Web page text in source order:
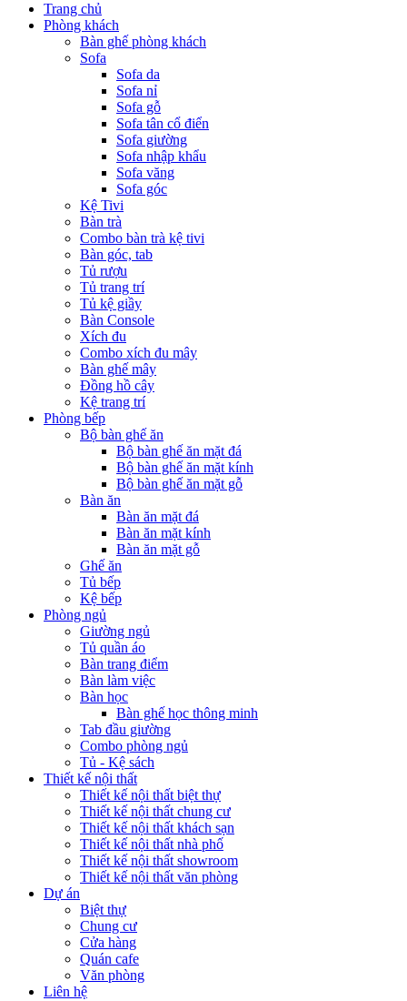
Trang chủ
Phòng khách
Bàn ghế phòng khách
Sofa
Sofa da
Sofa nỉ
Sofa gỗ
Sofa tân cổ điển
Sofa giường
Sofa nhập khẩu
Sofa văng
Sofa góc
Kệ Tivi
Bàn trà
Combo bàn trà kệ tivi
Bàn góc, tab
Tủ rượu
Tủ trang trí
Tủ kệ giầy
Bàn Console
Xích đu
Combo xích đu mây
Bàn ghế mây
Đồng hồ cây
Kệ trang trí
Phòng bếp
Bộ bàn ghế ăn
Bộ bàn ghế ăn mặt đá
Bộ bàn ghế ăn mặt kính
Bộ bàn ghế ăn mặt gỗ
Bàn ăn
Bàn ăn mặt đá
Bàn ăn mặt kính
Bàn ăn mặt gỗ
Ghế ăn
Tủ bếp
Kệ bếp
Phòng ngủ
Giường ngủ
Tủ quần áo
Bàn trang điểm
Bàn làm việc
Bàn học
Bàn ghế học thông minh
Tab đầu giường
Combo phòng ngủ
Tủ - Kệ sách
Thiết kế nội thất
Thiết kế nội thất biệt thự
Thiết kế nội thất chung cư
Thiết kế nội thất khách sạn
Thiết kế nội thất nhà phố
Thiết kế nội thất showroom
Thiết kế nội thất văn phòng
Dự án
Biệt thự
Chung cư
Cửa hàng
Quán cafe
Văn phòng
Liên hệ